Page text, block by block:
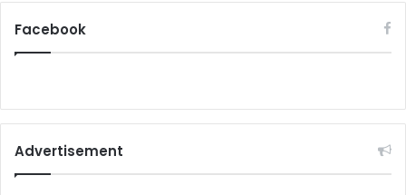
Facebook
Advertisement